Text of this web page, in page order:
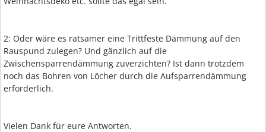
2: Oder wäre es ratsamer eine Trittfeste Dämmung auf den
Rauspund zulegen? Und gänzlich auf die
Zwischensparrendämmung zuverzichten? Ist dann trotzdem
noch das Bohren von Löcher durch die Aufsparrendämmung
erforderlich.
Vielen Dank für eure Antworten.